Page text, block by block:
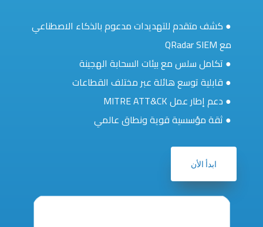
● كشف متقدم للتهديدات مدعوم بالذكاء الاصطناعي
مع QRadar SIEM
● تكامل سلس مع بيئات السحابة الهجينة
● قابلية توسع هائلة عبر مختلف القطاعات
● دعم إطار عمل MITRE ATT&CK
● ثقة مؤسسية قوية ونطاق عالمي
ابدأ الأن